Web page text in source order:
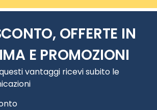
OFFERTE IN
E PROMOZIONI
vantaggi ricevi subito le